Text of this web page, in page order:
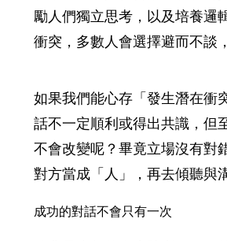
勵人們獨立思考，以及培養邏
衝突，多數人會選擇避而不談
如果我們能心存「發生潛在衝
話不一定順利或得出共識，但
不會改變呢？畢竟立場沒有對
對方當成「人」，再去傾聽與
成功的對話不會只有一次